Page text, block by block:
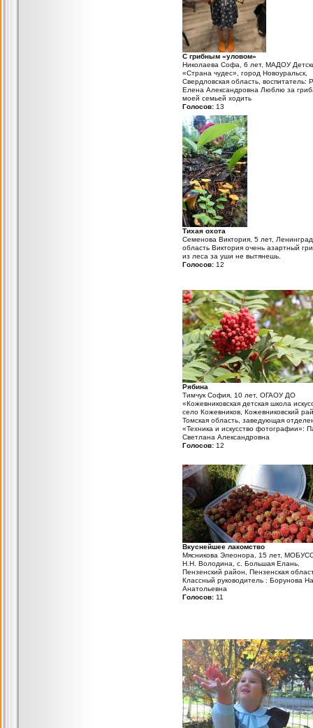
С грибным «уловом»
Николаева Софа, 6 лет, МАДОУ
«Страна чудес», город Новоуральск,
Свердловская область, воспитатель:
Елена Александровна Люблю за
моей семьей ходить
Голосов: 13
Тихая охота
Семенова Виктория, 5 лет,
область Виктория очень азартный
из леса за уши не вытянешь.
Голосов: 12
Рябина
Тимчук София, 10 лет, ОГАОУ ДО
«Кожевниковская детская школа
село Кожевников, Кожевниковский
Томская область, заведующая
«Техника и искусство фотографии»:
Светлана Александровна
Голосов: 12
Вкуснейшее лакомство
Мясникова Элеонора, 15 лет,
Н.Н. Володина, с. Большая Елань,
Пензенский район, Пензенская
Классный руководитель : Борунова
Анатольевна
Голосов: 11